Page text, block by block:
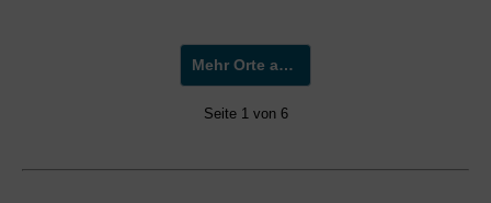
Mehr Orte anzeigen »
Seite 1 von 6